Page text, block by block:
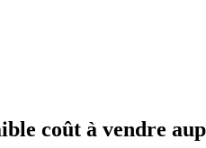
coût à vendre